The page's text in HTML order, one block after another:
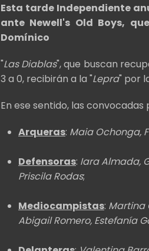
Esta tarde Independiente
ante Newell's Old Boys,
Domínico
"Las Diablas", que buscan
3 a 0, recibirán a la "Lepra" por
En ese sentido, las convocadas
Arqueras: Maia Ochonga,
Defensoras: Iara Almada,
Priscila Rodas;
Mediocampistas: Martina
Abigail Romero, Estefanía